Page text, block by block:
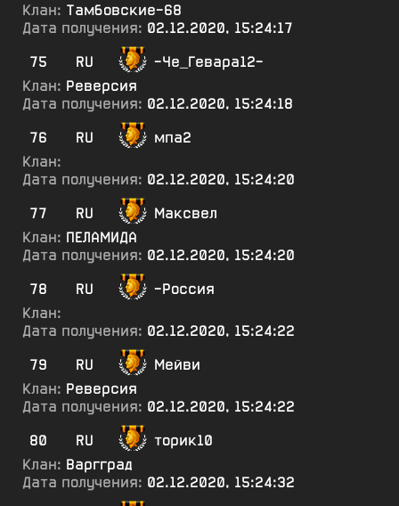
Клан: Тамбовские-68
Дата получения: 02.12.2020, 15:24:17
75
RU
-Че_Гевара12-
Клан: Реверсия
Дата получения: 02.12.2020, 15:24:18
76
RU
мпа2
Клан:
Дата получения: 02.12.2020, 15:24:20
77
RU
Максвел
Клан: ПЕЛАМИДА
Дата получения: 02.12.2020, 15:24:20
78
RU
-Россия
Клан:
Дата получения: 02.12.2020, 15:24:22
79
RU
Мейви
Клан: Реверсия
Дата получения: 02.12.2020, 15:24:22
80
RU
торик10
Клан: Варгград
Дата получения: 02.12.2020, 15:24:32